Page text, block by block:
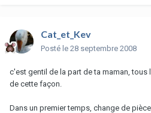
Cat_et_Kev
Posté le 28 septembre 2008
c'est gentil de la part de ta maman,
de cette façon.
Dans un premier temps, change de